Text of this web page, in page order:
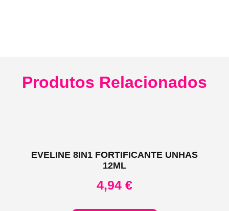
Produtos Relacionados
EVELINE 8IN1 FORTIFICANTE UNHAS
12ML
4,94 €